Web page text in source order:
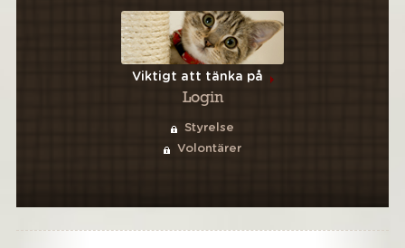
Viktigt att tänka på
Login
Styrelse
Volontärer